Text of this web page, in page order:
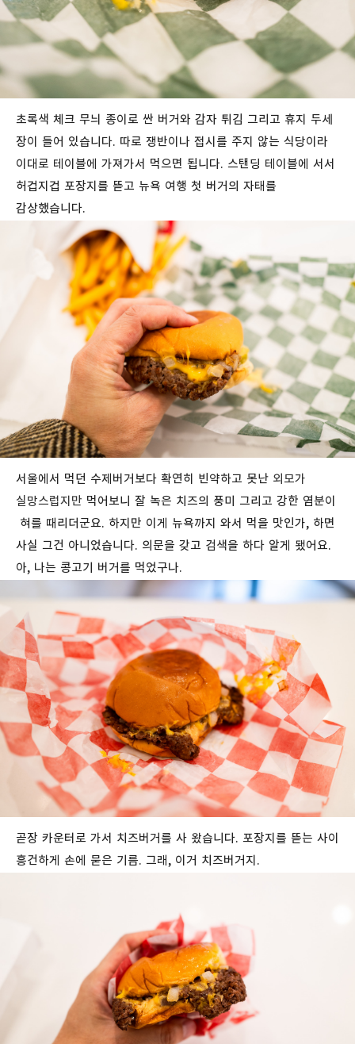
초록색 체크 무늬 종이로 싼 버거와 감자 튀김 그리고 휴지 두세
장이 들어 있습니다. 따로 쟁반이나 접시를 주지 않는 식당이라
이대로 테이블에 가져가서 먹으면 됩니다. 스탠딩 테이블에 서서
허겁지겁 포장지를 뜯고 뉴욕 여행 첫 버거의 자태를
감상했습니다.
서울에서 먹던 수제버거보다 확연히 빈약하고 못난 외모가
실망스럽지만 먹어보니 잘 녹은 치즈의 풍미 그리고 강한 염분이
혀를 때리더군요. 하지만 이게 뉴욕까지 와서 먹을 맛인가, 하면
사실 그건 아니었습니다. 의문을 갖고 검색을 하다 알게 됐어요.
아, 나는 콩고기 버거를 먹었구나.
곧장 카운터로 가서 치즈버거를 사 왔습니다. 포장지를 뜯는 사이
흥건하게 손에 묻은 기름. 그래, 이거 치즈버거지.